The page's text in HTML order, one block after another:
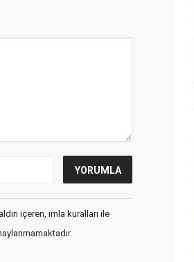
içeren, imla kuralları ile